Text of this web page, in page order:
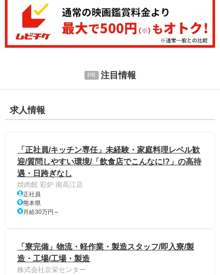
注目情報
求人情報
「正社員/キッチン専任」未経験・家庭料理レベル歓
迎/質問しやすい環境/「飲食店でこんなに!?」の高待
遇・日跨ぎなし
焼肉館 彩炉 南高江店
正社員
熊本県
月給30万円～
「寮完備」物流・軽作業・製造スタッフ/即入寮/製
造・工場/工場・製造
株式会社京栄センター